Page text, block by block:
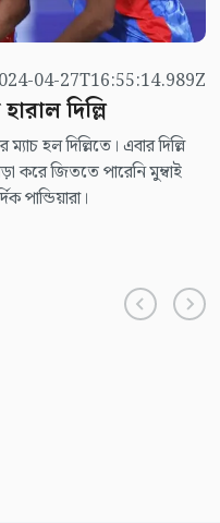
04-27T16:55:14.989Z
দিল্লি
হল দিল্লিতে। এবার দিল্লি
করে জিততে পারেনি মুম্বাই
পান্ডিয়ারা।